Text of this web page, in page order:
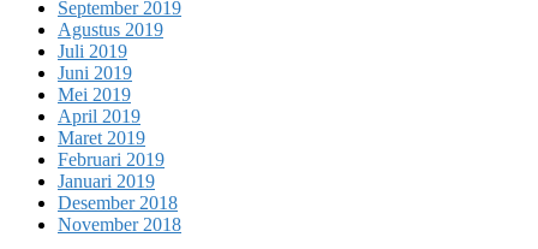
September 2019
Agustus 2019
Juli 2019
Juni 2019
Mei 2019
April 2019
Maret 2019
Februari 2019
Januari 2019
Desember 2018
November 2018